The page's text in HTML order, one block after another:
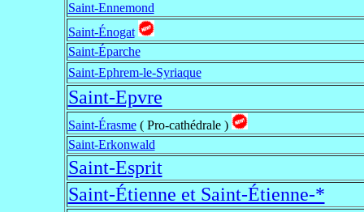
Saint-Ennemond
Saint-Énogat
Saint-Éparche
Saint-Ephrem-le-Syriaque
Saint-Epvre
Saint-Érasme( Pro-cathédrale )
Saint-Erkonwald
Saint-Esprit
Saint-Étienne et Saint-Étienne-*